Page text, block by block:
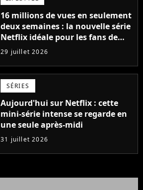
16 millions de vues en seulement
deux semaines : la nouvelle série
Netflix idéale pour les fans de
Yellowstone
29 juillet 2026
SÉRIES
Aujourd'hui sur Netflix : cette
mini-série intense se regarde en
une seule après-midi
31 juillet 2026